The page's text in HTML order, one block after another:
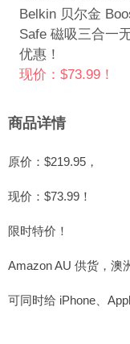
Belkin 贝尔金
Safe 磁吸三合一
优惠！
现价：$73.99！
商品详情
原价：$219.95，
现价：$73.99！
限时特价！
Amazon AU 供货，澳
可同时给 iPhone、